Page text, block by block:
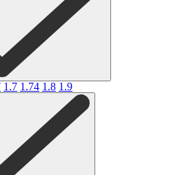
1.7 1.74 1.8 1.9